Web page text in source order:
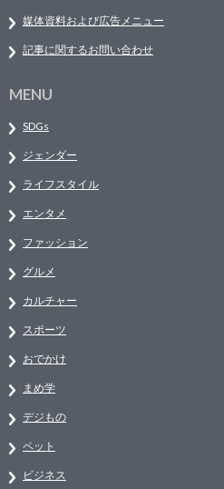
媒体資料および広告メニュー
記事に関するお問い合わせ
MENU
SDGs
ジェンダー
ライフスタイル
エンタメ
ファッション
グルメ
カルチャー
スポーツ
おでかけ
まめ学
デジもの
ペット
ビジネス